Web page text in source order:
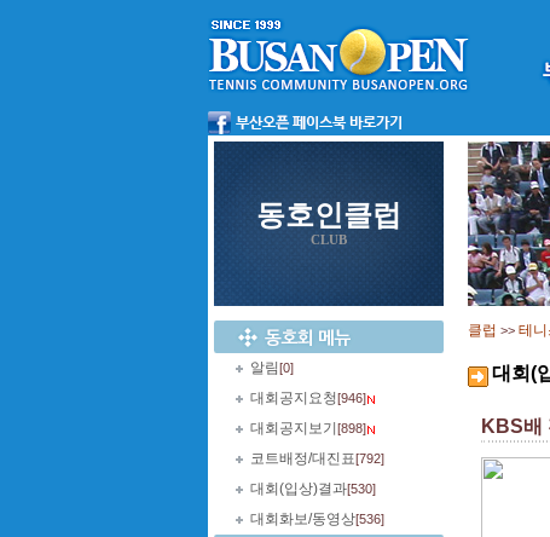
동호인클럽
CLUB
알림[0]
대회공지요청[946]
대회공지보기 [898]
코트배정/대진표[792]
대회(입상)결과[530]
대회화보/동영상[536]
클럽 >> 테니
대회(
KBS배